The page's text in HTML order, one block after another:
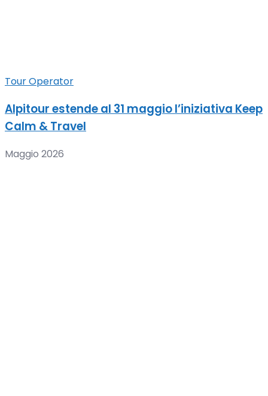
Tour Operator
Alpitour estende al 31 maggio l’iniziativa Keep
Calm & Travel
Maggio 2026